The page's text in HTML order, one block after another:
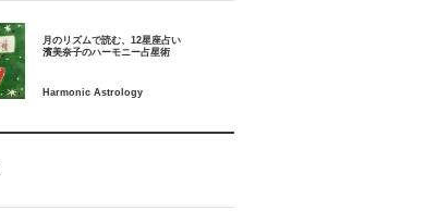
月のリズムで読む、12星座占い